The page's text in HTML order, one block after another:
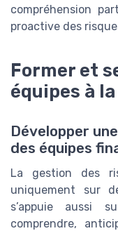
compréhension
proactive des
Former et
équipes à
Développer
des équipes
La gestion des
uniquement sur
s’appuie aussi
comprendre,